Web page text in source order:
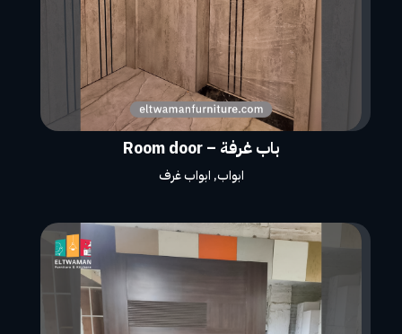
باب غرفة – Room door
ابواب, ابواب غرف